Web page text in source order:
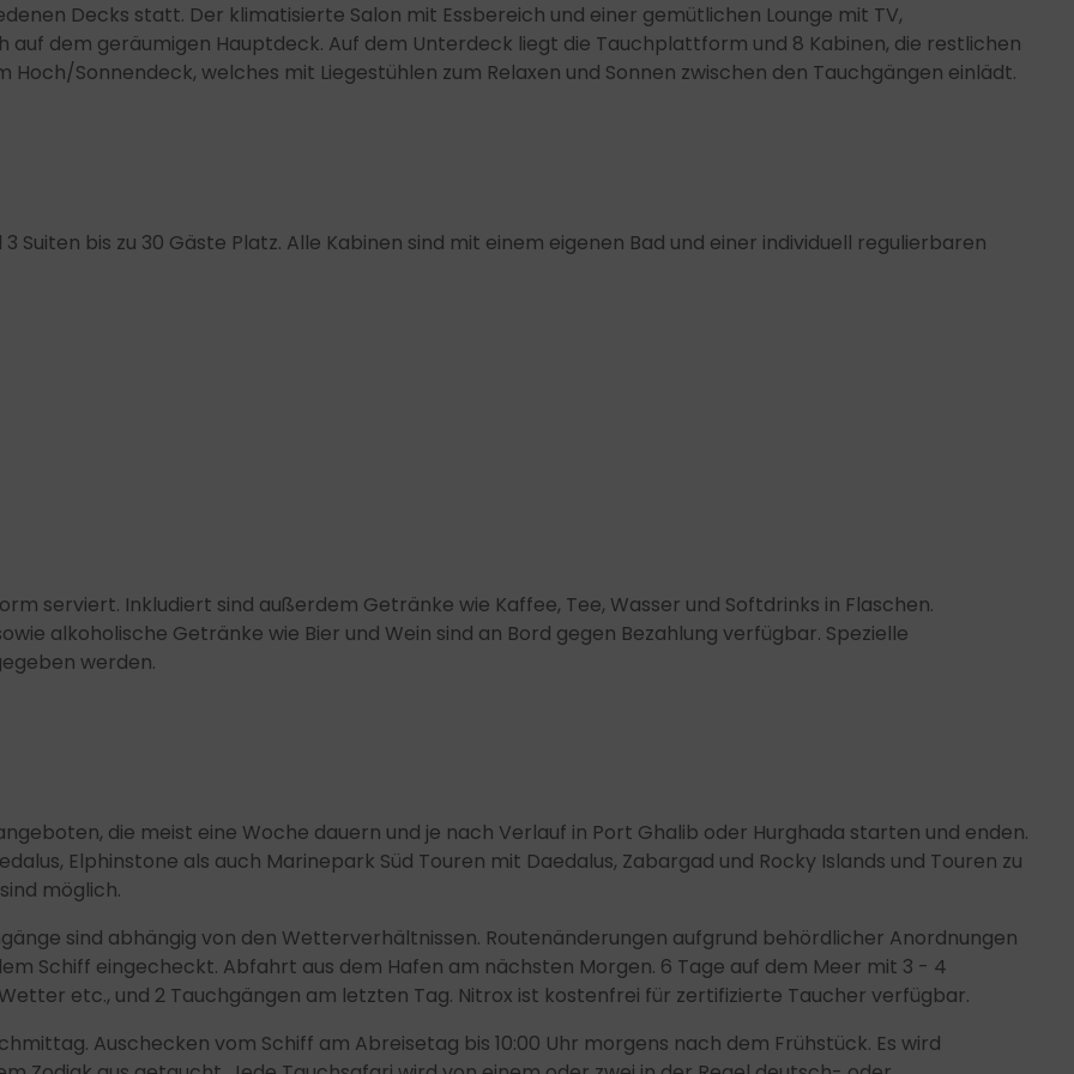
Decks statt. Der klimatisierte Salon mit Essbereich und einer gemütlichen Lounge mit TV,
auf dem geräumigen Hauptdeck. Auf dem Unterdeck liegt die Tauchplattform und 8 Kabinen, die restlichen
Sonnendeck, welches mit Liegestühlen zum Relaxen und Sonnen zwischen den Tauchgängen einlädt.
Suiten bis zu 30 Gäste Platz. Alle Kabinen sind mit einem eigenen Bad und einer individuell regulierbaren
serviert. Inkludiert sind außerdem Getränke wie Kaffee, Tee, Wasser und Softdrinks in Flaschen.
alkoholische Getränke wie Bier und Wein sind an Bord gegen Bezahlung verfügbar. Spezielle
werden.
die meist eine Woche dauern und je nach Verlauf in Port Ghalib oder Hurghada starten und enden.
Elphinstone als auch Marinepark Süd Touren mit Daedalus, Zabargad und Rocky Islands und Touren zu
möglich.
sind abhängig von den Wetterverhältnissen. Routenänderungen aufgrund behördlicher Anordnungen
Schiff eingecheckt. Abfahrt aus dem Hafen am nächsten Morgen. 6 Tage auf dem Meer mit 3 - 4
etc., und 2 Tauchgängen am letzten Tag. Nitrox ist kostenfrei für zertifizierte Taucher verfügbar.
Auschecken vom Schiff am Abreisetag bis 10:00 Uhr morgens nach dem Frühstück. Es wird